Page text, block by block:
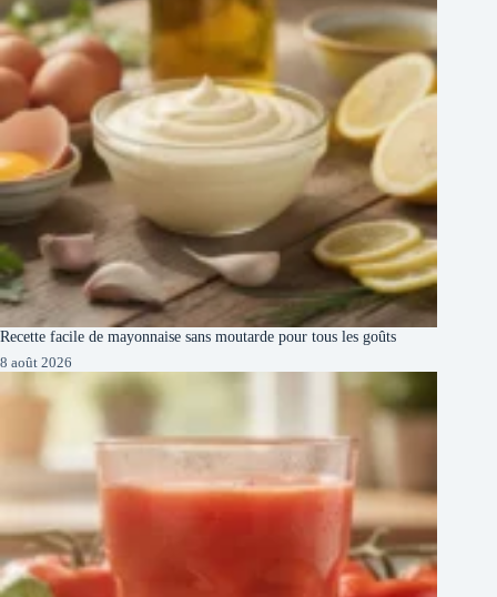
Recette facile de mayonnaise sans moutarde pour tous les goûts
8 août 2026